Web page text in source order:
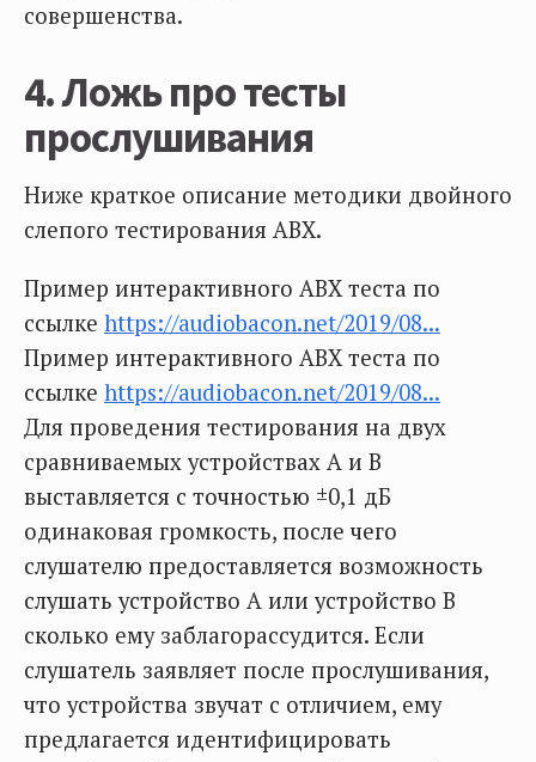
совершенства.
4. Ложь про тесты
прослушивания
Ниже краткое описание методики двойного
слепого тестирования ABX.
Пример интерактивного ABX теста по
ссылке https://audiobacon.net/2019/08...
Пример интерактивного ABX теста по
ссылке https://audiobacon.net/2019/08...
Для проведения тестирования на двух
сравниваемых устройствах А и В
выставляется с точностью ±0,1 дБ
одинаковая громкость, после чего
слушателю предоставляется возможность
слушать устройство А или устройство В
сколько ему заблагорассудится. Если
слушатель заявляет после прослушивания,
что устройства звучат с отличием, ему
предлагается идентифицировать